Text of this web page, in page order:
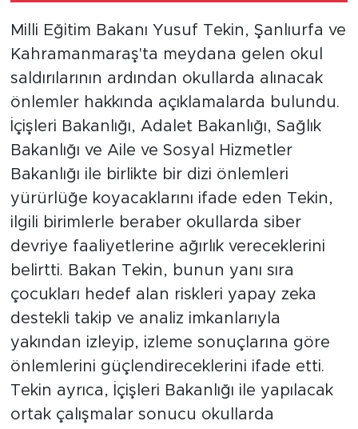
Milli Eğitim Bakanı Yusuf Tekin, Şanlıurfa ve
Kahramanmaraş'ta meydana gelen okul
saldırılarının ardından okullarda alınacak
önlemler hakkında açıklamalarda bulundu.
İçişleri Bakanlığı, Adalet Bakanlığı, Sağlık
Bakanlığı ve Aile ve Sosyal Hizmetler
Bakanlığı ile birlikte bir dizi önlemleri
yürürlüğe koyacaklarını ifade eden Tekin,
ilgili birimlerle beraber okullarda siber
devriye faaliyetlerine ağırlık vereceklerini
belirtti. Bakan Tekin, bunun yanı sıra
çocukları hedef alan riskleri yapay zeka
destekli takip ve analiz imkanlarıyla
yakından izleyip, izleme sonuçlarına göre
önlemlerini güçlendireceklerini ifade etti.
Tekin ayrıca, İçişleri Bakanlığı ile yapılacak
ortak çalışmalar sonucu okullarda